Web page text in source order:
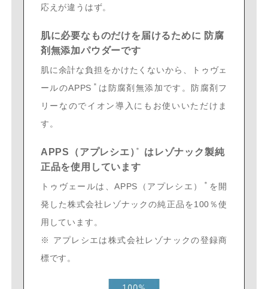
応えが違うはず。
肌に必要なものだけを届けるために 防腐
剤無添加パウダーです
肌に余計な負担をかけたくないから、トゥヴェ
ールのAPPS ＊ は防腐剤無添加です。防腐剤フ
リーなのでイオン導入にもお使いいただけま
す。
APPS（アプレシエ）＊ は レゾナック製純
正品を使用しています
トゥヴェールは、APPS（アプレシエ） ＊ を開
発した株式会社レゾナックの純正品を100％使
用しています。
※ アプレシエは株式会社レゾナックの登録商
標です。